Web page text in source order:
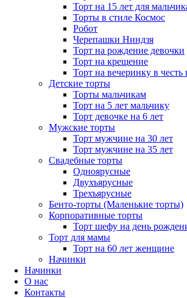
Торт на 15 лет для
Торты в стиле Космос
Робот
Черепашки Ниндзя
Торт на рождение девочки
Торт на крещение
Торт на вечеринку в честь
Детские торты
Торты мальчикам
Торт на 5 лет мальчику
Торт девочке на 6 лет
Мужские торты
Торт мужчине на 30 лет
Торт мужчине на 35 лет
Свадебные торты
Одноярусные
Двухъярусные
Трехъярусные
Бенто-торты (Маленькие торты)
Корпоративные торты
Торт шефу на день
Торт для мамы
Торт на 60 лет женщине
Начинки
Начинки
О нас
Контакты